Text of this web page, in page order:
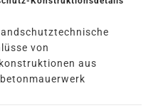
von
aus